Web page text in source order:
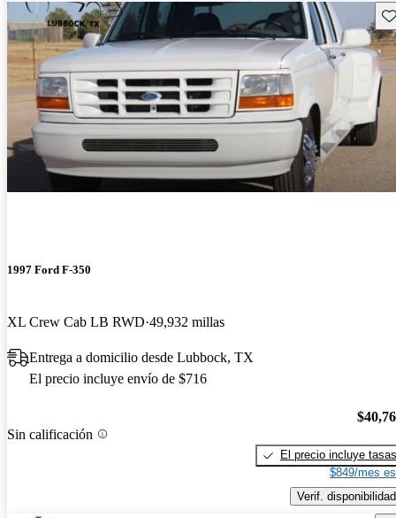
1997 Ford F-350
XL Crew Cab LB RWD 49,932 millas
Entrega a domicilio desde Lubbock, TX
El precio incluye envío de $716
Sin calificación
El precio incluye tasas
$849/mes
Verif. disponibilidad